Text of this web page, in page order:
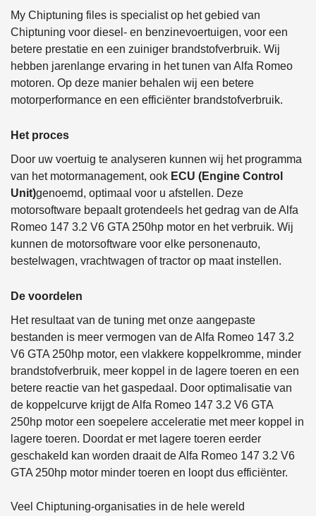
My Chiptuning files is specialist op het gebied van
Chiptuning voor diesel- en benzinevoertuigen, voor een
betere prestatie en een zuiniger brandstofverbruik. Wij
hebben jarenlange ervaring in het tunen van Alfa Romeo
motoren. Op deze manier behalen wij een betere
motorperformance en een efficiënter brandstofverbruik.
Het proces
Door uw voertuig te analyseren kunnen wij het programma
van het motormanagement, ook ECU (Engine Control
Unit)genoemd, optimaal voor u afstellen. Deze
motorsoftware bepaalt grotendeels het gedrag van de Alfa
Romeo 147 3.2 V6 GTA 250hp motor en het verbruik. Wij
kunnen de motorsoftware voor elke personenauto,
bestelwagen, vrachtwagen of tractor op maat instellen.
De voordelen
Het resultaat van de tuning met onze aangepaste
bestanden is meer vermogen van de Alfa Romeo 147 3.2
V6 GTA 250hp motor, een vlakkere koppelkromme, minder
brandstofverbruik, meer koppel in de lagere toeren en een
betere reactie van het gaspedaal. Door optimalisatie van
de koppelcurve krijgt de Alfa Romeo 147 3.2 V6 GTA
250hp motor een soepelere acceleratie met meer koppel in
lagere toeren. Doordat er met lagere toeren eerder
geschakeld kan worden draait de Alfa Romeo 147 3.2 V6
GTA 250hp motor minder toeren en loopt dus efficiënter.
Veel Chiptuning-organisaties in de hele wereld